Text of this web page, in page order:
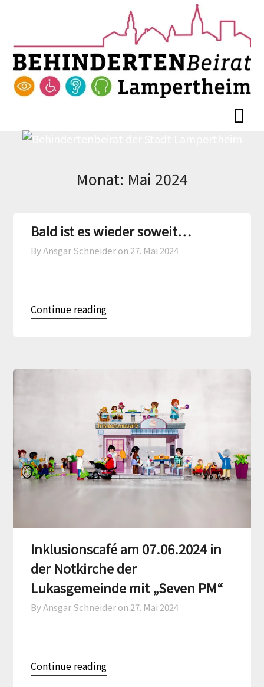
Monat: Mai 2024
Bald ist es wieder soweit…
By Ansgar Schneider on 27. Mai 2024
Continue reading
Inklusionscafé am 07.06.2024 in
der Notkirche der
Lukasgemeinde mit „Seven PM“
By Ansgar Schneider on 27. Mai 2024
Continue reading